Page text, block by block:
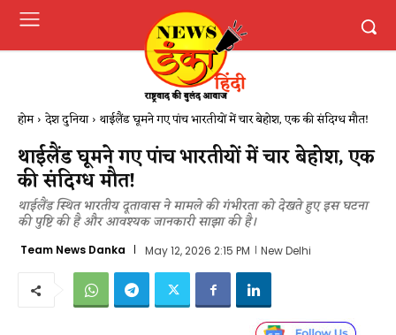
होम देश दुनिया थाईलैंड घूमने गए पांच भारतीयों में चार बेहोश, एक की संदिग्ध मौत!
थाईलैंड घूमने गए पांच भारतीयों में चार बेहोश, एक
की संदिग्ध मौत!
थाईलैंड स्थित भारतीय दूतावास ने मामले की गंभीरता को देखते हुए इस घटना
की पुष्टि की है और आवश्यक जानकारी साझा की है।
Team News Danka May 12, 2026 2:15 PM New Delhi